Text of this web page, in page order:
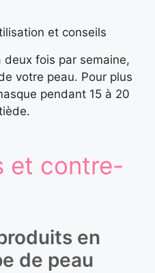
et conseils
fois par semaine,
votre peau. Pour plus
pendant 15 à 20
et contre-
en
de peau